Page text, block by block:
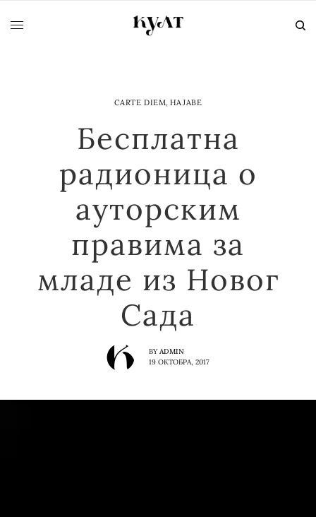
CARTE DIEM, НАЈАВЕ
Бесплатна
радионица о
ауторским
правима за
младе из Новог
Сада
BY ADMIN
19 ОКТОБРА, 2017